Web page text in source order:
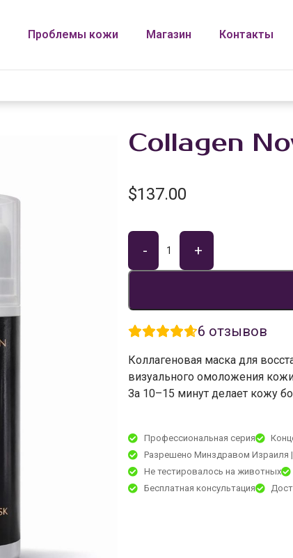
Проблемы кожи Магазин Контакты
Collagen
$137.00
- +
6 отзывов
Коллагеновая маска для
визуального омоложения
За 10–15 минут делает кожу
Профессиональная серия
Разрешено Минздравом Израиля
Не тестировалось на животных
Бесплатная консультация